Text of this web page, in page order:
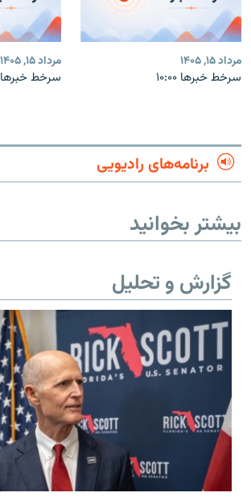
مرداد ۱۵, ۱۴۰۵
سرخط خبرها ۱۰:۰۰
مرداد ۱۵, ۱۴۰۵
سرخط خبرها ۹:۰۰
برنامه‌های رادیویی
بیشتر بخوانید
گزارش و تحلیل